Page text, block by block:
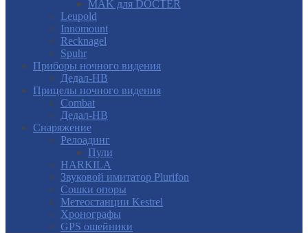
MAK для DOCTER
Leupold
Innomount
Recknagel
Spuhr
Приборы ночного видения
Дедал-НВ
Прицелы ночного видения
Combat
Дедал-НВ
Снаряжение
Релоадинг
Пули
HARKILA
Звуковой имитатор Plurifon
Сошки опоры
Метеостанции Kestrel
Хронографы
GPS ошейники